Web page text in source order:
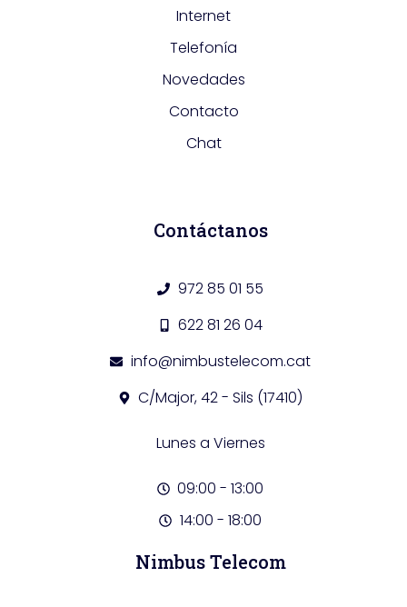
Internet
Telefonía
Novedades
Contacto
Chat
Contáctanos
972 85 01 55
622 81 26 04
info@nimbustelecom.cat
C/Major, 42 - Sils (17410)
Lunes a Viernes
09:00 - 13:00
14:00 - 18:00
Nimbus Telecom